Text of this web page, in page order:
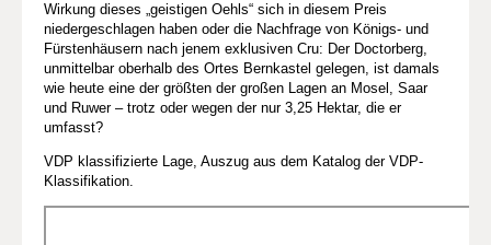
Wirkung dieses „geistigen Oehls“ sich in diesem Preis
niedergeschlagen haben oder die Nachfrage von Königs- und
Fürstenhäusern nach jenem exklusiven Cru: Der Doctorberg,
unmittelbar oberhalb des Ortes Bernkastel gelegen, ist damals
wie heute eine der größten der großen Lagen an Mosel, Saar
und Ruwer – trotz oder wegen der nur 3,25 Hektar, die er
umfasst?
VDP klassifizierte Lage, Auszug aus dem Katalog der VDP-
Klassifikation.